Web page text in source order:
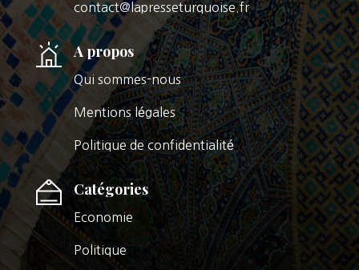
contact@lapresseturquoise.fr
A propos
Qui sommes-nous
Mentions légales
Politique de confidentialité
Catégories
Economie
Politique